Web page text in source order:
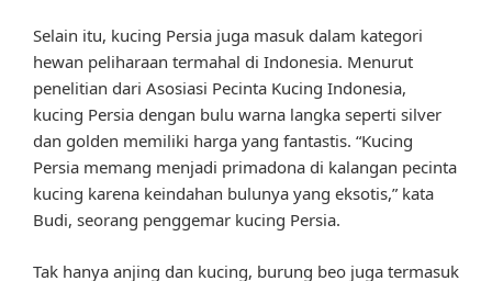
Selain itu, kucing Persia juga masuk dalam kategori
hewan peliharaan termahal di Indonesia. Menurut
penelitian dari Asosiasi Pecinta Kucing Indonesia,
kucing Persia dengan bulu warna langka seperti silver
dan golden memiliki harga yang fantastis. “Kucing
Persia memang menjadi primadona di kalangan pecinta
kucing karena keindahan bulunya yang eksotis,” kata
Budi, seorang penggemar kucing Persia.
Tak hanya anjing dan kucing, burung beo juga termasuk